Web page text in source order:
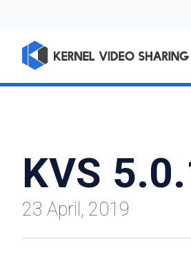
KVS
23 April, 2019